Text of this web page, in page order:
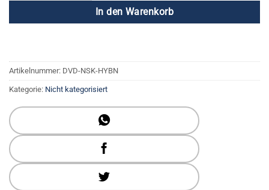
In den Warenkorb
Artikelnummer: DVD-NSK-HYBN
Kategorie: Nicht kategorisiert